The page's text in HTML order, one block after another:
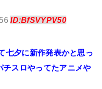
ID:BfSVYPV50
七夕に新作発表かと思っ
チスロやってたアニメや